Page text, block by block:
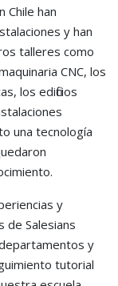
Chile han
y han
talleres como
CNC, los
los edificios
una tecnología
y
de Salesians
y
tutorial